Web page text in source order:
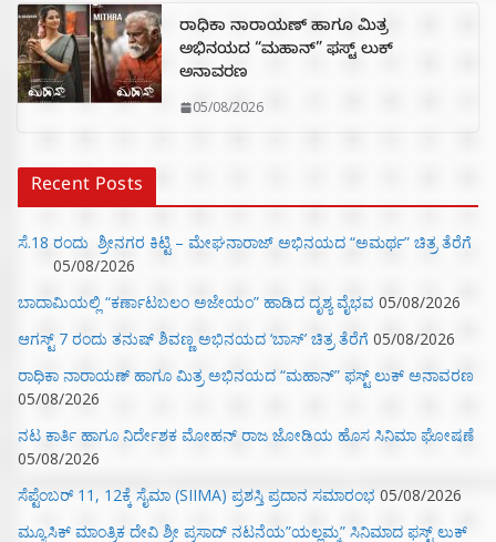
ರಾಧಿಕಾ ನಾರಾಯಣ್ ಹಾಗೂ ಮಿತ್ರ
ಅಭಿನಯದ “ಮಹಾನ್” ಫಸ್ಟ್ ಲುಕ್
ಅನಾವರಣ
05/08/2026
Recent Posts
ಸೆ.18 ರಂದು ಶ್ರೀನಗರ ಕಿಟ್ಟಿ – ಮೇಘನಾರಾಜ್ ಅಭಿನಯದ “ಅಮರ್ಥ” ಚಿತ್ರ ತೆರೆಗೆ
05/08/2026
ಬಾದಾಮಿಯಲ್ಲಿ “ಕರ್ಣಾಟಬಲಂ ಅಜೇಯಂ” ಹಾಡಿದ ದೃಶ್ಯ ವೈಭವ 05/08/2026
ಆಗಸ್ಟ್ 7 ರಂದು ತನುಷ್ ಶಿವಣ್ಣ ಅಭಿನಯದ ‘ಬಾಸ್’ ಚಿತ್ರ ತೆರೆಗೆ 05/08/2026
ರಾಧಿಕಾ ನಾರಾಯಣ್ ಹಾಗೂ ಮಿತ್ರ ಅಭಿನಯದ “ಮಹಾನ್” ಫಸ್ಟ್ ಲುಕ್ ಅನಾವರಣ
05/08/2026
ನಟ ಕಾರ್ತಿ ಹಾಗೂ ನಿರ್ದೇಶಕ ಮೋಹನ್ ರಾಜ ಜೋಡಿಯ ಹೊಸ ಸಿನಿಮಾ ಘೋಷಣೆ
05/08/2026
ಸೆಪ್ಟೆಂಬರ್ 11, 12ಕ್ಕೆ ಸೈಮಾ (SIIMA) ಪ್ರಶಸ್ತಿ ಪ್ರದಾನ ಸಮಾರಂಭ 05/08/2026
ಮ್ಯೂಸಿಕ್‌ ಮಾಂತ್ರಿಕ ದೇವಿ ಶ್ರೀ ಪ್ರಸಾದ್ ನಟನೆಯ”ಯಲ್ಲಮ್ಮ” ಸಿನಿಮಾದ ಫಸ್ಟ್‌ ಲುಕ್‌